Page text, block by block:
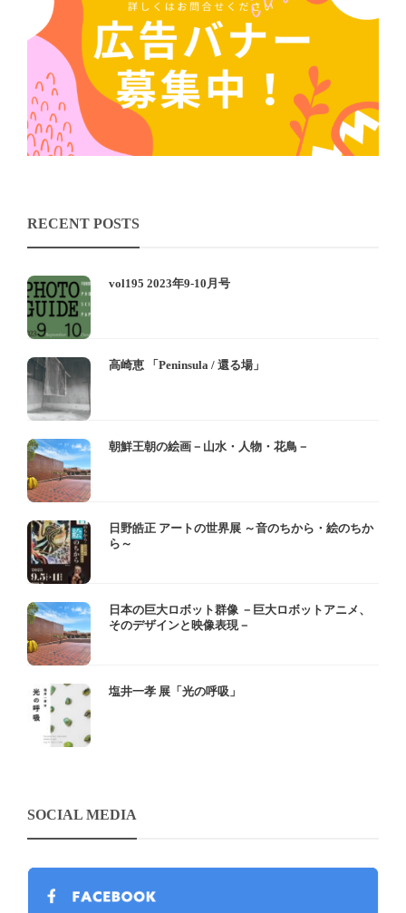
RECENT POSTS
vol195 2023年9-10月号
高崎恵 「Peninsula / 還る場」
朝鮮王朝の絵画－山水・人物・花鳥－
日野皓正 アートの世界展 ～音のちから・絵のちか
ら～
日本の巨大ロボット群像 －巨大ロボットアニメ、
そのデザインと映像表現－
塩井一孝 展「光の呼吸」
SOCIAL MEDIA